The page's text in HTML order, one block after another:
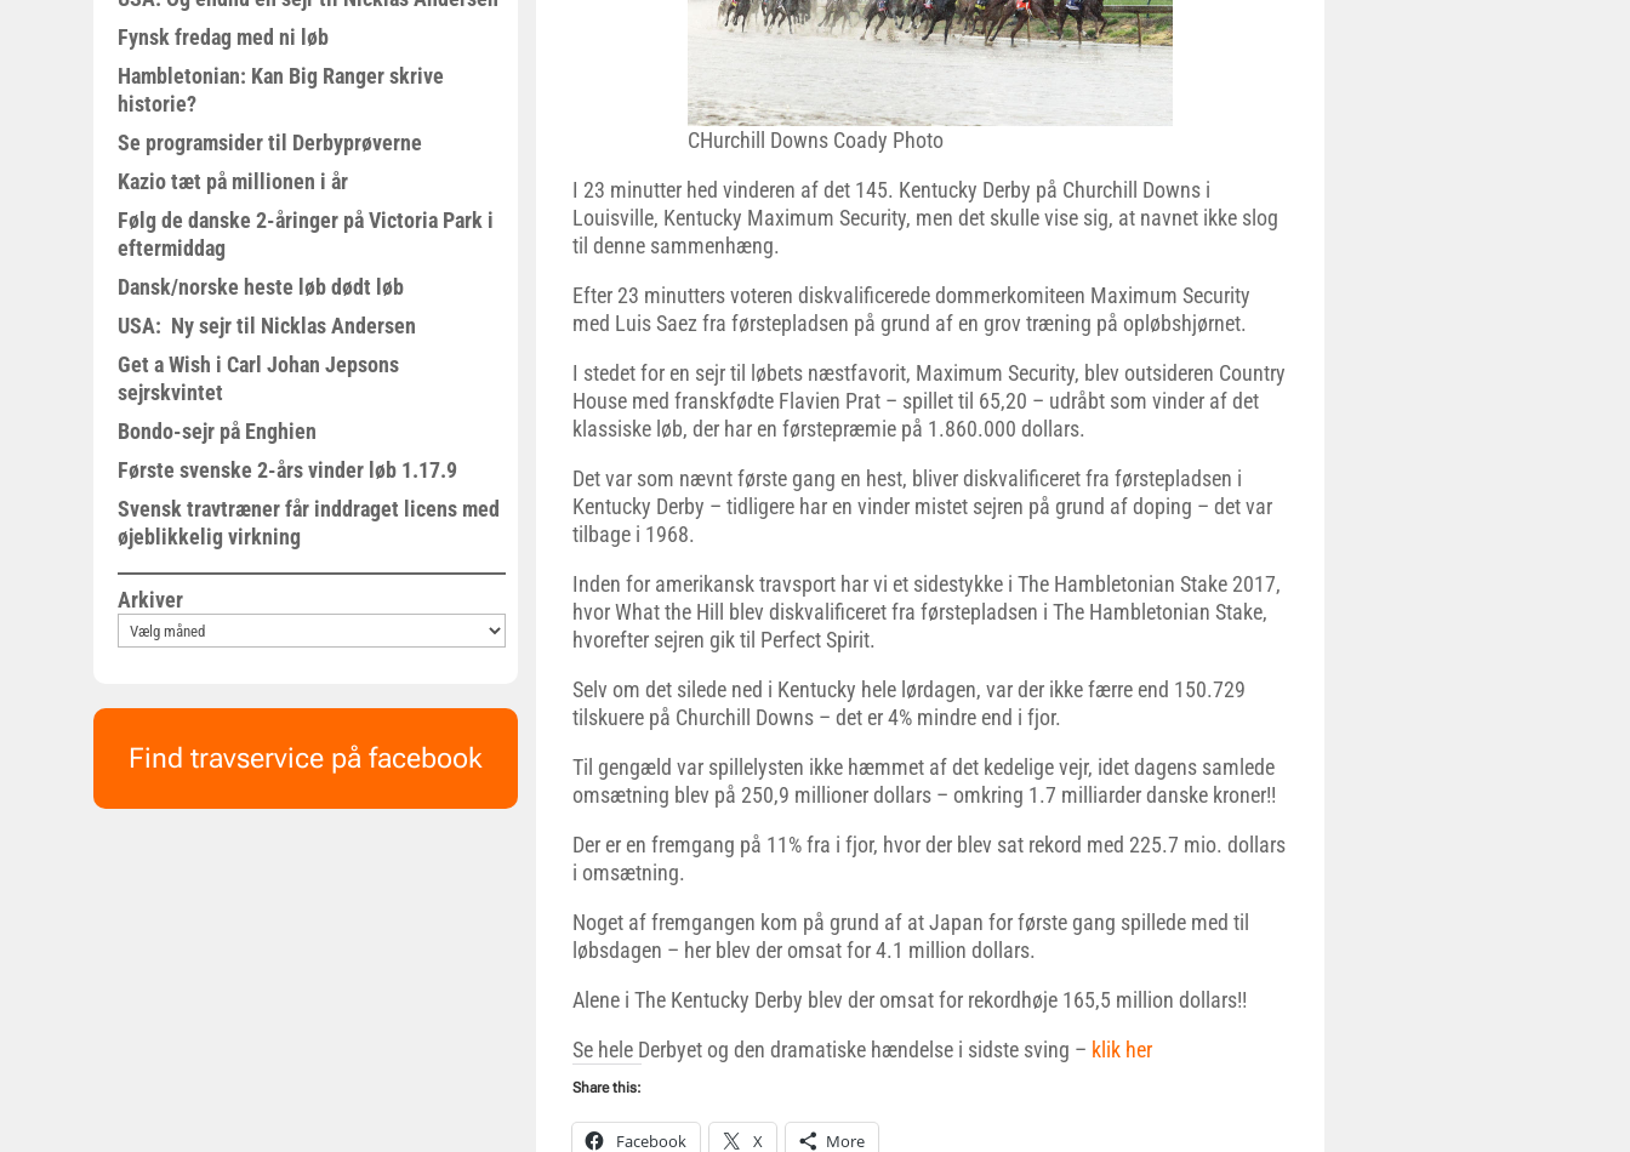
Fynsk fredag med ni løb
Hambletonian: Kan Big Ranger skrive
historie?
Se programsider til Derbyprøverne
Kazio tæt på millionen i år
Følg de danske 2-åringer på Victoria Park i
eftermiddag
Dansk/norske heste løb dødt løb
USA: Ny sejr til Nicklas Andersen
Get a Wish i Carl Johan Jepsons
sejrskvintet
Bondo-sejr på Enghien
Første svenske 2-års vinder løb 1.17.9
Svensk travtræner får inddraget licens med
øjeblikkelig virkning
Arkiver
Find travservice på facebook
CHurchill Downs Coady Photo
I 23 minutter hed vinderen af det 145. Kentucky Derby på Churchill Downs i
Louisville, Kentucky Maximum Security, men det skulle vise sig, at navnet ikke slog
til denne sammenhæng.
Efter 23 minutters voteren diskvalificerede dommerkomiteen Maximum Security
med Luis Saez fra førstepladsen på grund af en grov træning på opløbshjørnet.
I stedet for en sejr til løbets næstfavorit, Maximum Security, blev outsideren Country
House med franskfødte Flavien Prat – spillet til 65,20 – udråbt som vinder af det
klassiske løb, der har en førstepræmie på 1.860.000 dollars.
Det var som nævnt første gang en hest, bliver diskvalificeret fra førstepladsen i
Kentucky Derby – tidligere har en vinder mistet sejren på grund af doping – det var
tilbage i 1968.
Inden for amerikansk travsport har vi et sidestykke i The Hambletonian Stake 2017,
hvor What the Hill blev diskvalificeret fra førstepladsen i The Hambletonian Stake,
hvorefter sejren gik til Perfect Spirit.
Selv om det silede ned i Kentucky hele lørdagen, var der ikke færre end 150.729
tilskuere på Churchill Downs – det er 4% mindre end i fjor.
Til gengæld var spillelysten ikke hæmmet af det kedelige vejr, idet dagens samlede
omsætning blev på 250,9 millioner dollars – omkring 1.7 milliarder danske kroner!!
Der er en fremgang på 11% fra i fjor, hvor der blev sat rekord med 225.7 mio. dollars
i omsætning.
Noget af fremgangen kom på grund af at Japan for første gang spillede med til
løbsdagen – her blev der omsat for 4.1 million dollars.
Alene i The Kentucky Derby blev der omsat for rekordhøje 165,5 million dollars!!
Se hele Derbyet og den dramatiske hændelse i sidste sving – klik her
Share this:
Facebook X More